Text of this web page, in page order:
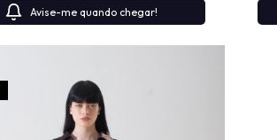
Avise-me quando chegar!